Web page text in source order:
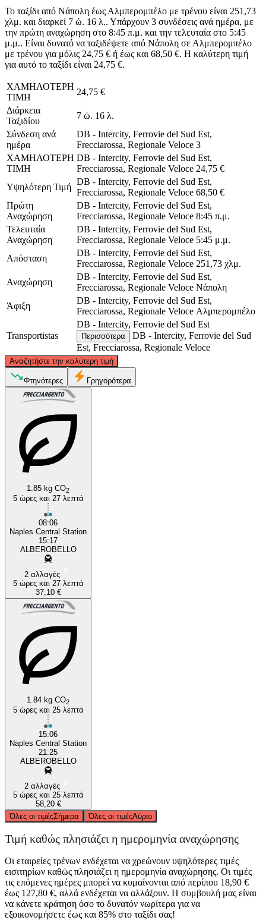
Το ταξίδι από Νάπολη έως Αλμπερομπέλο με τρένου είναι 251,73
χλμ. και διαρκεί 7 ώ. 16 λ.. Υπάρχουν 3 συνδέσεις ανά ημέρα, με
την πρώτη αναχώρηση στο 8:45 π.μ. και την τελευταία στο 5:45
μ.μ.. Είναι δυνατό να ταξιδέψετε από Νάπολη σε Αλμπερομπέλο
με τρένου για μόλις 24,75 € ή έως και 68,50 €. Η καλύτερη τιμή
για αυτό το ταξίδι είναι 24,75 €.
ΧΑΜΗΛΟΤΕΡΗ
ΤΙΜΗ
24,75 €
Διάρκεια
Ταξιδίου
7 ώ. 16 λ.
Σύνδεση ανά
ημέρα
DB - Intercity, Ferrovie del Sud Est,
Frecciarossa, Regionale Veloce 3
ΧΑΜΗΛΟΤΕΡΗ
ΤΙΜΗ
DB - Intercity, Ferrovie del Sud Est,
Frecciarossa, Regionale Veloce 24,75 €
Υψηλότερη Τιμή
DB - Intercity, Ferrovie del Sud Est,
Frecciarossa, Regionale Veloce 68,50 €
Πρώτη
Αναχώρηση
DB - Intercity, Ferrovie del Sud Est,
Frecciarossa, Regionale Veloce 8:45 π.μ.
Τελευταία
Αναχώρηση
DB - Intercity, Ferrovie del Sud Est,
Frecciarossa, Regionale Veloce 5:45 μ.μ.
Απόσταση
DB - Intercity, Ferrovie del Sud Est,
Frecciarossa, Regionale Veloce 251,73 χλμ.
Αναχώρηση
DB - Intercity, Ferrovie del Sud Est,
Frecciarossa, Regionale Veloce Νάπολη
Άφιξη
DB - Intercity, Ferrovie del Sud Est,
Frecciarossa, Regionale Veloce Αλμπερομπέλο
Transportistas
DB - Intercity, Ferrovie del Sud Est
Περισσότερα
DB - Intercity, Ferrovie del Sud
Est, Frecciarossa, Regionale Veloce
Αναζητήστε την καλύτερη τιμή
Naples
© CARTO, ©OpenStreetMapcontributors
Φτηνότερες Γρηγορότερα
1.85 kg CO2
5 ώρες και 27 λεπτά
08:06
Naples Central Station
15:17
ALBEROBELLO
2 αλλαγές
5 ώρες και 27 λεπτά
37,10 €
1.84 kg CO2
5 ώρες και 25 λεπτά
15:06
Naples Central Station
21:25
ALBEROBELLO
2 αλλαγές
5 ώρες και 25 λεπτά
58,20 €
Όλες οι τιμέςΣήμερα Όλες οι τιμέςΑύριο
Τιμή καθώς πλησιάζει η ημερομηνία αναχώρησης
Οι εταιρείες τρένων ενδέχεται να χρεώνουν υψηλότερες τιμές
εισιτηρίων καθώς πλησιάζει η ημερομηνία αναχώρησης. Οι τιμές
τις επόμενες ημέρες μπορεί να κυμαίνονται από περίπου 18,90 €
έως 127,80 €, αλλά ενδέχεται να αλλάξουν. Η συμβουλή μας είναι
να κάνετε κράτηση όσο το δυνατόν νωρίτερα για να
εξοικονομήσετε έως και 85% στο ταξίδι σας!